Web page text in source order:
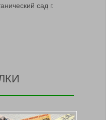
сад г.